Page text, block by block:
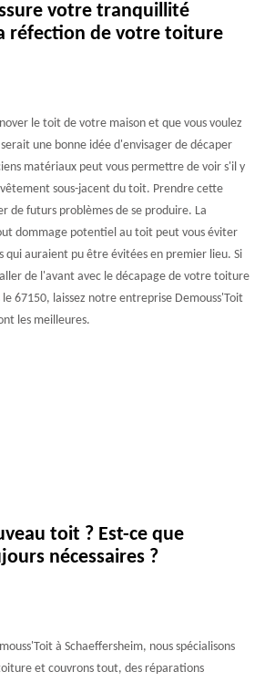
votre tranquillité
réfection de votre toiture
le toit de votre maison et que vous voulez
une bonne idée d'envisager de décaper
matériaux peut vous permettre de voir s'il y
sous-jacent du toit. Prendre cette
de futurs problèmes de se produire. La
dommage potentiel au toit peut vous éviter
qui auraient pu être évitées en premier lieu. Si
de l'avant avec le décapage de votre toiture
67150, laissez notre entreprise Demouss'Toit
les meilleures.
toit ? Est-ce que
nécessaires ?
à Schaeffersheim, nous spécialisons
et couvrons tout, des réparations